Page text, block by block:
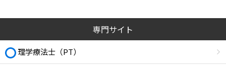
専門サイト
理学療法士（PT）